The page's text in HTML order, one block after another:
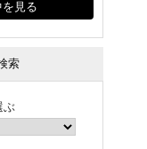
を見る
索
ぶ